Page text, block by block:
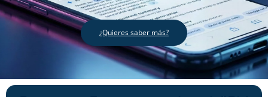
¿Quieres saber más?